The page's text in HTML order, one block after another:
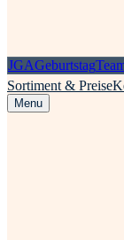
JGAGeburtstag
Sortiment & Preise
Menu